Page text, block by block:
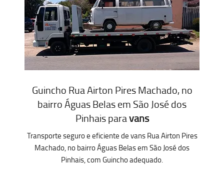
Guincho Rua Airton Pires Machado, no
bairro Águas Belas em São José dos
Pinhais paravans
Transporte seguro e eficiente de vans Rua Airton Pires
Machado, no bairro Águas Belas em São José dos
Pinhais, com Guincho adequado.